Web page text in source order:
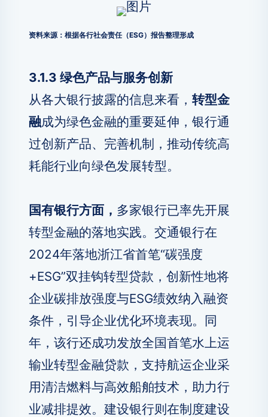
资料来源：根据各行社会责任（ESG）报告整理形成
3.1.3 绿色产品与服务创新
从各大银行披露的信息来看， 转型金
融成为绿色金融的重要延伸，银行通
过创新产品、完善机制，推动传统高
耗能行业向绿色发展转型。
国有银行方面， 多家银行已率先开展
转型金融的落地实践。交通银行在
2024年落地浙江省首笔“碳强度
+ESG”双挂钩转型贷款，创新性地将
企业碳排放强度与ESG绩效纳入融资
条件，引导企业优化环境表现。同
年，该行还成功发放全国首笔水上运
输业转型金融贷款，支持航运企业采
用清洁燃料与高效船舶技术，助力行
业减排提效。建设银行则在制度建设